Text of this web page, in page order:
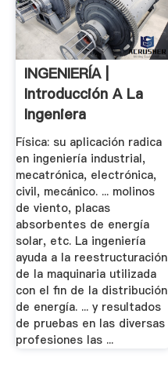
INGENIERÍA |
Introducción A La
Ingeniera
Física: su aplicación radica
en ingeniería industrial,
mecatrónica, electrónica,
civil, mecánico. ... molinos
de viento, placas
absorbentes de energía
solar, etc. La ingeniería
ayuda a la reestructuración
de la maquinaria utilizada
con el fin de la distribución
de energía. ... y resultados
de pruebas en las diversas
profesiones las ...